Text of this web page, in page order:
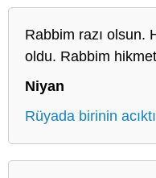
Rabbim razı olsun.
oldu. Rabbim
Niyan
Rüyada birinin